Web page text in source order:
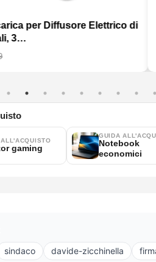
sindaco davide-zicchinella